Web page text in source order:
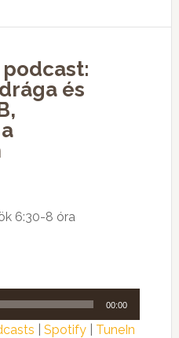
és
6:30-8 óra
00:00
Spotify| TuneIn